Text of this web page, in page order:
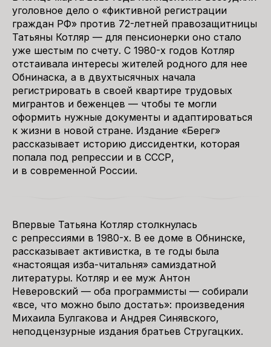
уголовное дело о «фиктивной регистрации
граждан РФ» против 72-летней правозащитницы
Татьяны Котляр — для пенсионерки оно стало
уже шестым по счету. С 1980-х годов Котляр
отстаивала интересы жителей родного для нее
Обнинаска, а в двухтысячных начала
регистрировать в своей квартире трудовых
мигрантов и беженцев — чтобы те могли
оформить нужные документы и адаптироваться
к жизни в новой стране. Издание «Берег»
рассказывает историю диссидентки, которая
попала под репрессии и в СССР,
и в современной России.
Впервые Татьяна Котляр столкнулась
с репрессиями в 1980-х. В ее доме в Обнинске,
рассказывает активистка, в те годы была
«настоящая изба-читальня» самиздатной
литературы. Котляр и ее муж Антон
Неверовский — оба программисты — собирали
«все, что можно было достать»: произведения
Михаила Булгакова и Андрея Синявского,
неподцензурные издания братьев Стругацких.